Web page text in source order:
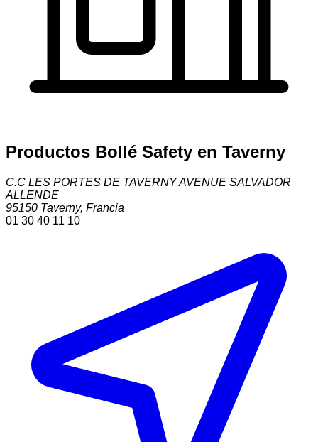
Productos Bollé Safety en Taverny
C.C LES PORTES DE TAVERNY AVENUE SALVADOR
ALLENDE
95150 Taverny, Francia
01 30 40 11 10